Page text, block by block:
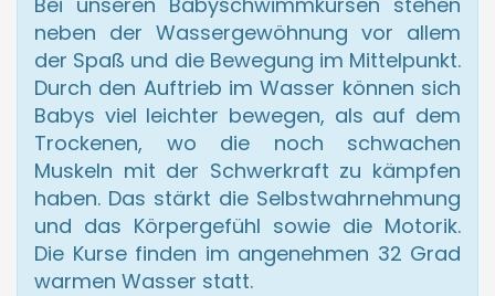
neben der Wassergewöhnung vor allem
der Spaß und die Bewegung im Mittelpunkt.
Durch den Auftrieb im Wasser können sich
Babys viel leichter bewegen, als auf dem
Trockenen, wo die noch schwachen
Muskeln mit der Schwerkraft zu kämpfen
haben. Das stärkt die Selbstwahrnehmung
und das Körpergefühl sowie die Motorik.
Die Kurse finden im angenehmen 32 Grad
warmen Wasser statt.